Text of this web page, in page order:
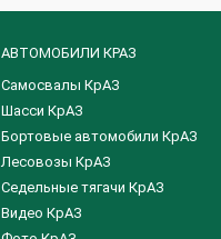
АВТОМОБИЛИ КРАЗ
Самосвалы КрАЗ
Шасси КрАЗ
Бортовые автомобили КрАЗ
Лесовозы КрАЗ
Седельные тягачи КрАЗ
Видео КрАЗ